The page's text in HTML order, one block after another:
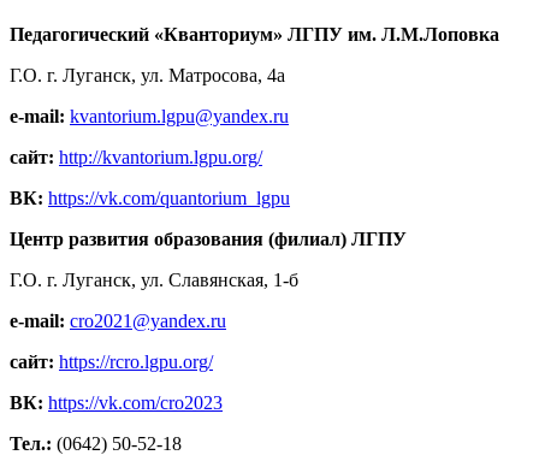
Педагогический «Кванториум» ЛГПУ им. Л.М.Лоповка
Г.О. г. Луганск, ул. Матросова, 4а
e-mail: kvantorium.lgpu@yandex.ru
сайт: http://kvantorium.lgpu.org/
ВК: https://vk.com/quantorium_lgpu
Центр развития образования (филиал) ЛГПУ
Г.О. г. Луганск, ул. Славянская, 1-б
e-mail: cro2021@yandex.ru
сайт: https://rcro.lgpu.org/
ВК: https://vk.com/cro2023
Тел.: (0642) 50-52-18